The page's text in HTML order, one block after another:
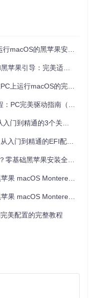
下是不同场景的推荐配
注意事项
优先选择UEFI BIOS主
需特别注意电源管理和
功能
，用GPU-Z确认显卡
专属引导器
的黑苹果安装教程
导：完美适配，一键安装
运行macOS的完整教程
南（2023最新版零基础教程）
到精通的3个关键阶段
到精通的EFI配置指南
基础黑苹果安装全攻略
Monterey 12.3.1 安装教程
安装教程：解锁高效生产力的新选择
美配置的完整教程